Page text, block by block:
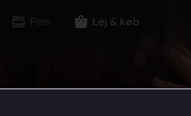
Film Lej & køb